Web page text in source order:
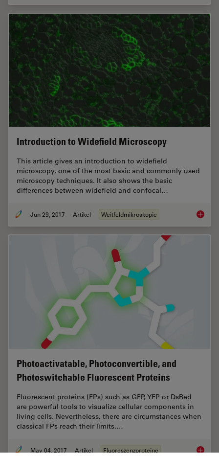
Introduction to Widefield Microscopy
This article gives an introduction to widefield
microscopy, one of the most basic and commonly used
microscopy techniques. It also shows the basic
differences between widefield and confocal…
Jun 29, 2017 Artikel Weitfeldmikroskopie
Photoactivatable, Photoconvertible, and
Photoswitchable Fluorescent Proteins
Fluorescent proteins (FPs) such as GFP, YFP or DsRed
are powerful tools to visualize cellular components in
living cells. Nevertheless, there are circumstances when
classical FPs reach their limits.…
May 04, 2017 Artikel Fluoreszenzproteine